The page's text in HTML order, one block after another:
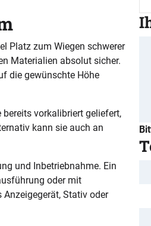
Platz zum Wiegen schwerer
Materialien absolut sicher.
die gewünschte Höhe
bereits vorkalibriert geliefert,
kann sie auch an
und Inbetriebnahme. Ein
oder mit
Stativ oder